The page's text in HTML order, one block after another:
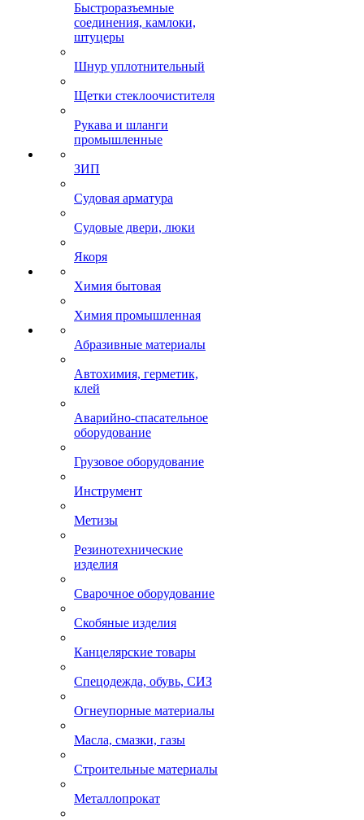
Быстроразъемные
соединения, камлоки,
штуцеры
Шнур уплотнительный
Щетки стеклоочистителя
Рукава и шланги
промышленные
ЗИП
Судовая арматура
Судовые двери, люки
Якоря
Химия бытовая
Химия промышленная
Абразивные материалы
Автохимия, герметик,
клей
Аварийно-спасательное
оборудование
Грузовое оборудование
Инструмент
Метизы
Резинотехнические
изделия
Сварочное оборудование
Скобяные изделия
Канцелярские товары
Спецодежда, обувь, СИЗ
Огнеупорные материалы
Масла, смазки, газы
Строительные материалы
Металлопрокат